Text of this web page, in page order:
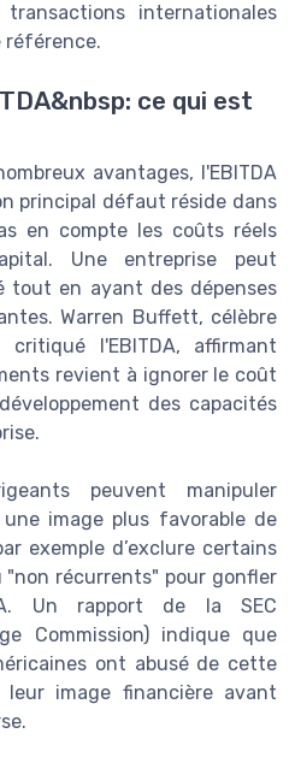
internationales
référence.
ce qui est
avantages, l'EBITDA
principal défaut réside dans
en compte les coûts réels
Une entreprise peut
tout en ayant des dépenses
Warren Buffett, célèbre
l'EBITDA, affirmant
revient à ignorer le coût
des capacités
peuvent manipuler
une image plus favorable de
exemple d’exclure certains
récurrents" pour gonfler
Un rapport de la SEC
Commission) indique que
ont abusé de cette
leur image financière avant